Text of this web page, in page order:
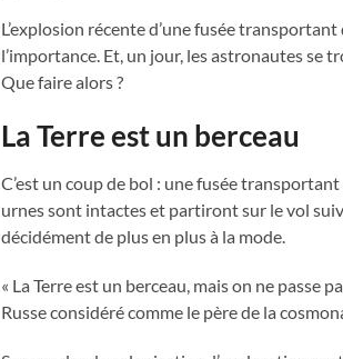
L’explosion récente d’une fusée
l’importance. Et, un jour, les astronautes se
Que faire alors ?
La Terre est un berceau
C’est un coup de bol : une fusée
urnes sont intactes et partiront sur le vol
décidément de plus en plus à la mode.
« La Terre est un berceau, mais on ne passe
Russe considéré comme le père de la